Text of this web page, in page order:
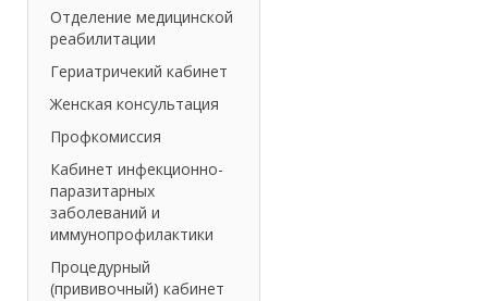
Отделение медицинской
реабилитации
Гериатричекий кабинет
Женская консультация
Профкомиссия
Кабинет инфекционно-
паразитарных
заболеваний и
иммунопрофилактики
Процедурный
(прививочный) кабинет